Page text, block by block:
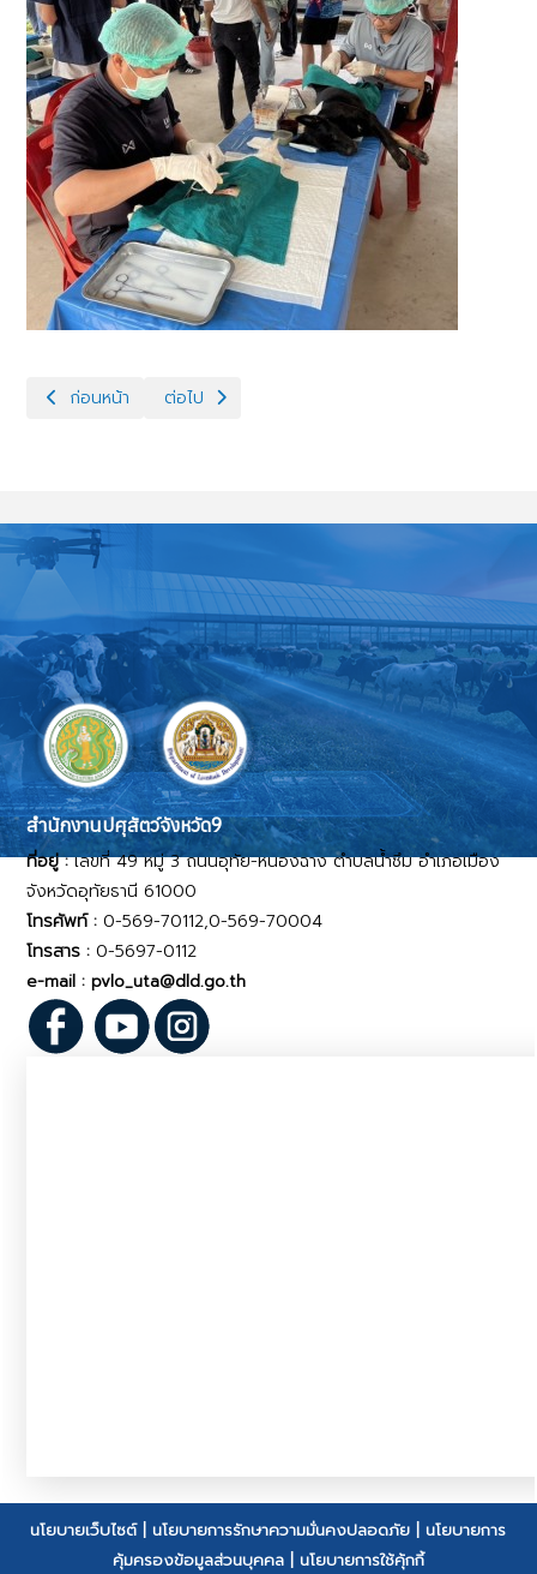
เนื้อหาก่อนหน้า: กิจกรรมจิตอาสาปลูกต้นไม้ และทำความสะอาดปรับ
ก่อนหน้า เนื้อหาถัดไป: โครงการคลินิกเกษตรเคลื่อนที่ในพระร
ต่อไป
สำนักงานปศุสัตว์จังหวัด9
ที่อยู่ :เลขที่ 49 หมู่ 3 ถนนอุทัย-หนองฉาง ตำบลน้ำซึม อำเภอเมือง
จังหวัดอุทัยธานี 61000
โทรศัพท์ : 0-569-70112,0-569-70004
โทรสาร : 0-5697-0112
e-mail : pvlo_uta@dld.go.th
นโยบายเว็บไซต์|นโยบายการรักษาความมั่นคงปลอดภัย |นโยบายการ
คุ้มครองข้อมูลส่วนบุคคล| นโยบายการใช้คุ้กกี้